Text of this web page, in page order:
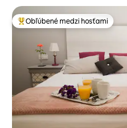
Najobľúbenejšie medzi hosťami
Obľúbené medzi hosťami